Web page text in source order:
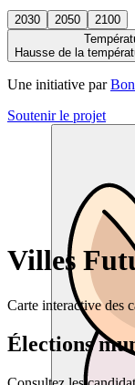
2030 2050
2100
Hausse de la
Une initiative par
Soutenir le projet
Villes
Carte interactive des
Élections